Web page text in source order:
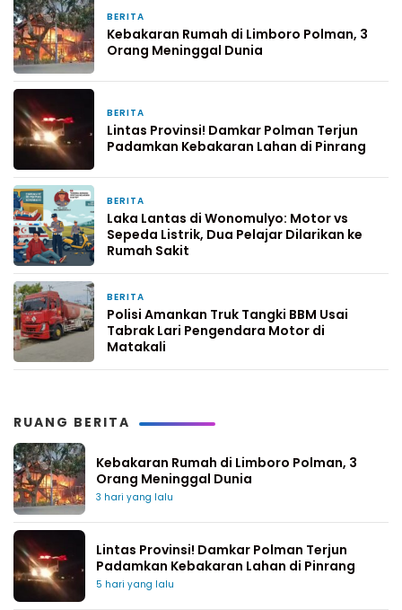
BERITA
Kebakaran Rumah di Limboro Polman, 3
Orang Meninggal Dunia
BERITA
Lintas Provinsi! Damkar Polman Terjun
Padamkan Kebakaran Lahan di Pinrang
BERITA
Laka Lantas di Wonomulyo: Motor vs
Sepeda Listrik, Dua Pelajar Dilarikan ke
Rumah Sakit
BERITA
Polisi Amankan Truk Tangki BBM Usai
Tabrak Lari Pengendara Motor di
Matakali
RUANG BERITA
Kebakaran Rumah di Limboro Polman, 3
Orang Meninggal Dunia
3 hari yang lalu
Lintas Provinsi! Damkar Polman Terjun
Padamkan Kebakaran Lahan di Pinrang
5 hari yang lalu